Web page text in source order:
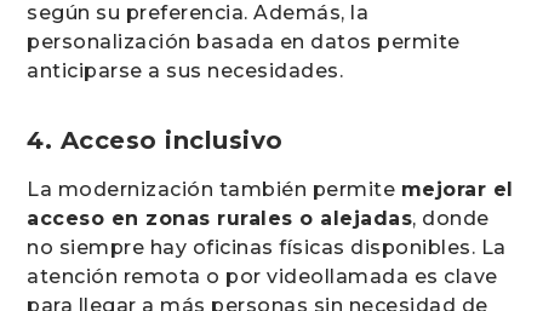
según su preferencia. Además, la
personalización basada en datos permite
anticiparse a sus necesidades.
4. Acceso inclusivo
La modernización también permite mejorar el
acceso en zonas rurales o alejadas, donde
no siempre hay oficinas físicas disponibles. La
atención remota o por videollamada es clave
para llegar a más personas sin necesidad de